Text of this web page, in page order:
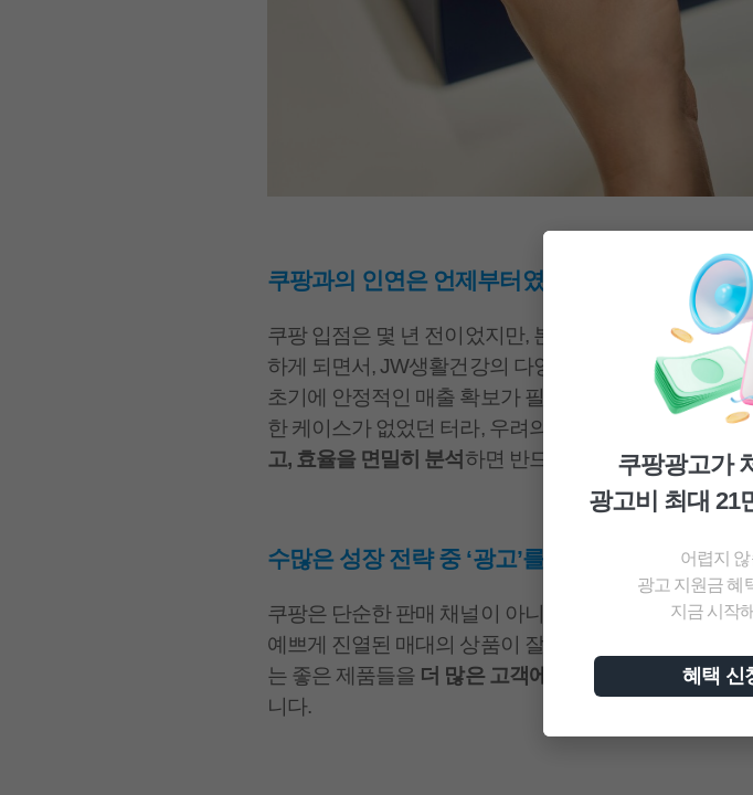
쿠팡과의 인연은 언제부터였나요?
쿠팡 입점은 몇 년 전이었지만, 본격적인 매출 성장은
하게 되면서, JW생활건강의 다양한 제품을 더 많은 고
초기에 안정적인 매출 확보가 필요했기에,
올해 1월부터
한 케이스가 없었던 터라, 우려의 목소리도 있었지만
고, 효율을 면밀히 분석 하면 반드시 성과가 돌아올 것이
수많은 성장 전략 중 ‘광고’를 선택한 이유가 있을
쿠팡은 단순한 판매 채널이 아니라 살아 있는 홍보판 이
예쁘게 진열된 매대의 상품이 잘 팔리는 듯, 온라인 시
는 좋은 제품들을 더 많은 고객에게 효과적으로 보여드
니다.
쿠팡광고가
광고비 최대 21
어렵지
광고 지원금 혜
지금 시작
혜택 신